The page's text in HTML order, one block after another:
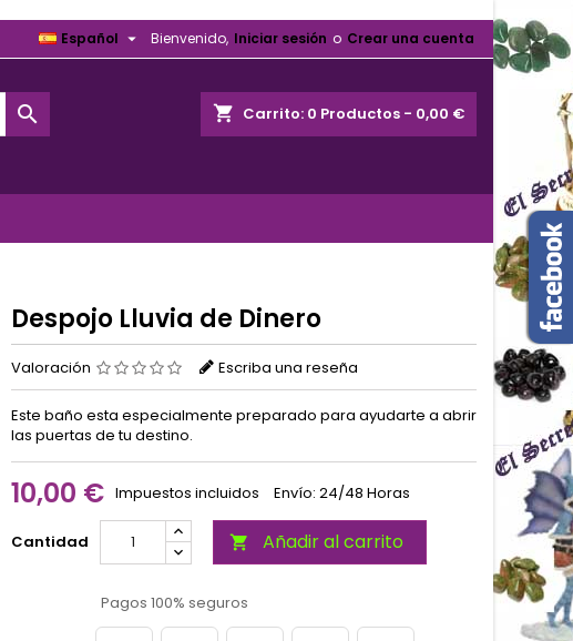
Bienvenido, Iniciar sesión o Crear una cuenta
Español 
shopping_cart Carrito: 0 Productos - 0,00 €

Despojo Lluvia de Dinero
Valoración Escriba una reseña
Este baño esta especialmente preparado para ayudarte a abrir
las puertas de tu destino.
10,00 € Impuestos incluidos Envío: 24/48 Horas
Cantidad  Añadir al carrito
Pagos 100% seguros